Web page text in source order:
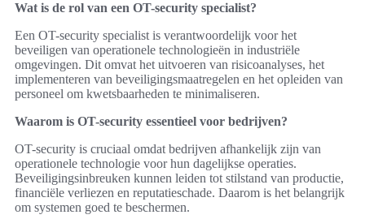
Wat is de rol van een OT-security specialist?
Een OT-security specialist is verantwoordelijk voor het
beveiligen van operationele technologieën in industriële
omgevingen. Dit omvat het uitvoeren van risicoanalyses, het
implementeren van beveiligingsmaatregelen en het opleiden van
personeel om kwetsbaarheden te minimaliseren.
Waarom is OT-security essentieel voor bedrijven?
OT-security is cruciaal omdat bedrijven afhankelijk zijn van
operationele technologie voor hun dagelijkse operaties.
Beveiligingsinbreuken kunnen leiden tot stilstand van productie,
financiële verliezen en reputatieschade. Daarom is het belangrijk
om systemen goed te beschermen.